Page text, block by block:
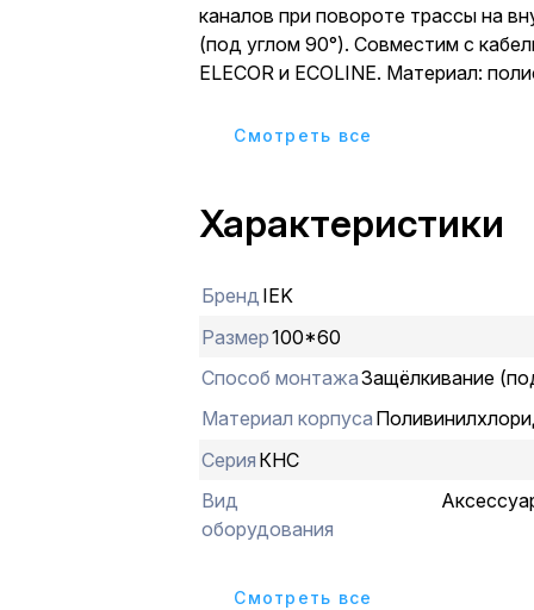
каналов при повороте трассы на
(под углом 90°). Совместим с
ELECOR и ECOLINE. Материал:
Cмотреть все
Характеристики
Бренд IEK
Размер100*60
Способ монтажаЗащёлкивание
Материал корпуса
Серия КНС
Вид
оборудования
Cмотреть все